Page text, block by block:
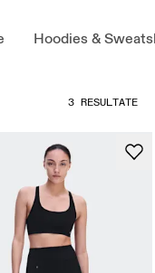
Hoodies &
3 RESULTATE